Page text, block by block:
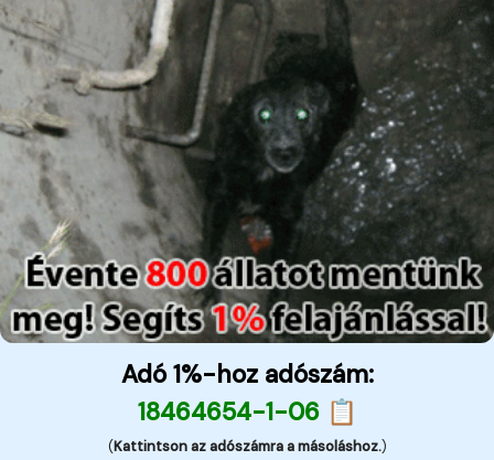
Adó 1%-hoz adószám:
18464654-1-06 📋
(Kattintson az adószámra a másoláshoz.)